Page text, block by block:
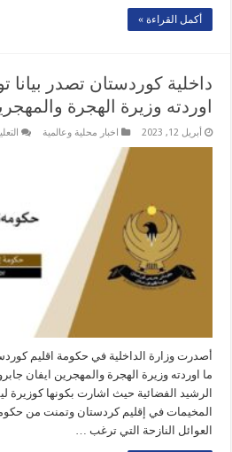
أكمل القراءة »
داخلية كوردستان تصدر بيانا
اوردته وزيرة الهجرة
أبريل 12, 2023 اخبار محلية وعالمية
أصدرت وزارة الداخلية في حكومة اقليم
ما اوردته وزيرة الهجرة والمهجرين ايفان
الرشيد الفضائية حيث اشارت بكونها كوزيرة
المخيمات في إقليم كردستان وتمنت من
العوائل النازحة التي ترغب …